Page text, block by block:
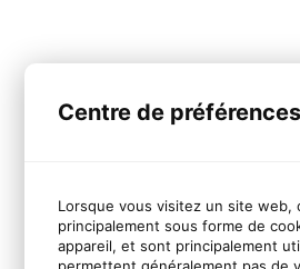
Centre de
Lorsque vous visitez un site
principalement sous forme de
appareil, et sont principalement